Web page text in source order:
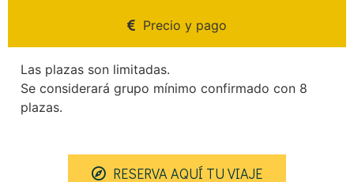
Precio y pago
Las plazas son limitadas.
Se considerará grupo mínimo confirmado con 8
plazas.
RESERVA AQUÍ TU VIAJE